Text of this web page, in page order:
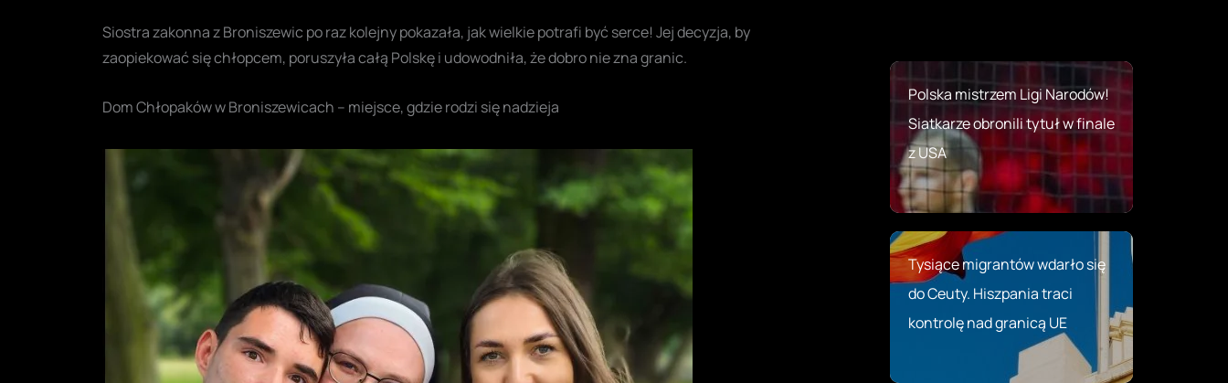
Siostra zakonna z Broniszewic po raz kolejny pokazała, jak wielkie potrafi być serce! Jej decyzja, by
zaopiekować się chłopcem, poruszyła całą Polskę i udowodniła, że dobro nie zna granic.
Dom Chłopaków w Broniszewicach – miejsce, gdzie rodzi się nadzieja
Polska mistrzem Ligi Narodów!
Siatkarze obronili tytuł w finale
z USA
Tysiące migrantów wdarło się
do Ceuty. Hiszpania traci
kontrolę nad granicą UE